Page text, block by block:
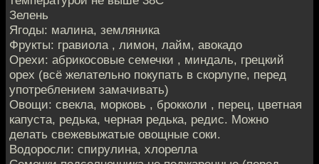
Зелень
Ягоды: малина, земляника
Фрукты: гравиола , лимон, лайм, авокадо
Орехи: абрикосовые семечки , миндаль, грецкий
орех (всё желательно покупать в скорлупе, перед
употреблением замачивать)
Овощи: свекла, морковь , брокколи , перец, цветная
капуста, редька, черная редька, редис. Можно
делать свежевыжатые овощные соки.
Водоросли: спирулина, хлорелла